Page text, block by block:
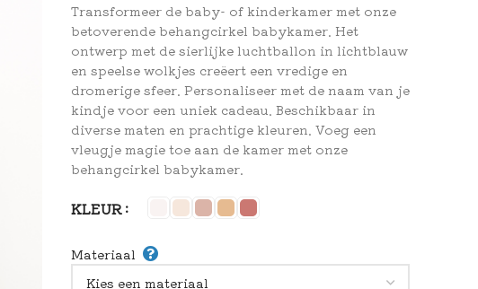
Transformeer de baby- of kinderkamer met onze
betoverende behangcirkel babykamer. Het
ontwerp met de sierlijke luchtballon in lichtblauw
en speelse wolkjes creëert een vredige en
dromerige sfeer. Personaliseer met de naam van je
kindje voor een uniek cadeau. Beschikbaar in
diverse maten en prachtige kleuren. Voeg een
vleugje magie toe aan de kamer met onze
behangcirkel babykamer.
KLEUR
Materiaal